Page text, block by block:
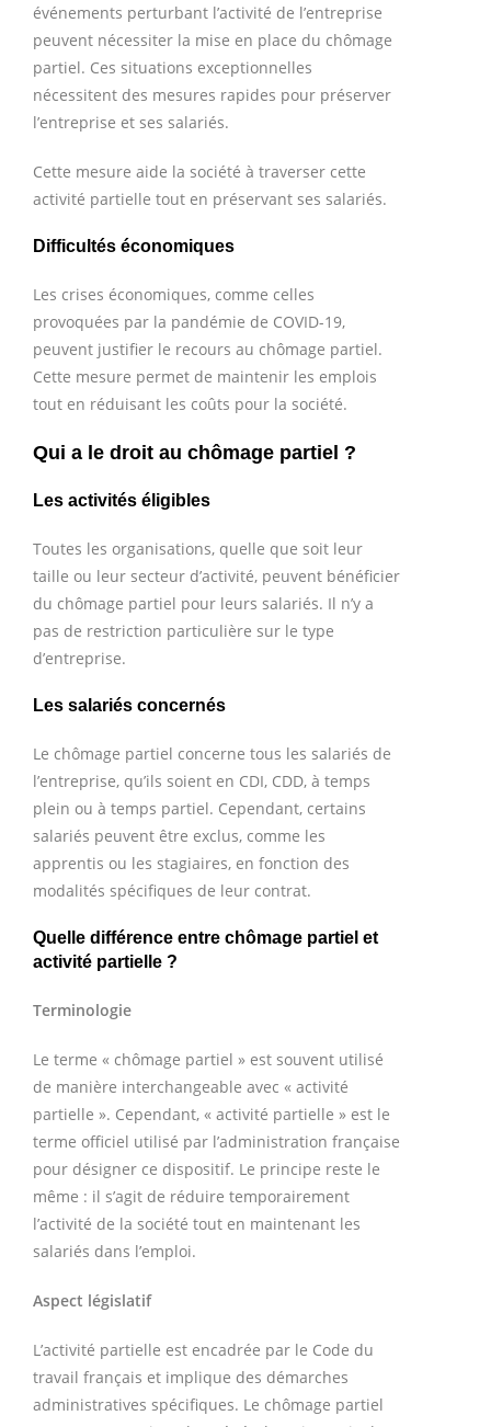
événements perturbant l’activité de l’entreprise
peuvent nécessiter la mise en place du chômage
partiel. Ces situations exceptionnelles
nécessitent des mesures rapides pour préserver
l’entreprise et ses salariés.
Cette mesure aide la société à traverser cette
activité partielle tout en préservant ses salariés.
Difficultés économiques
Les crises économiques, comme celles
provoquées par la pandémie de COVID-19,
peuvent justifier le recours au chômage partiel.
Cette mesure permet de maintenir les emplois
tout en réduisant les coûts pour la société.
Qui a le droit au chômage partiel ?
Les activités éligibles
Toutes les organisations, quelle que soit leur
taille ou leur secteur d’activité, peuvent bénéficier
du chômage partiel pour leurs salariés. Il n’y a
pas de restriction particulière sur le type
d’entreprise.
Les salariés concernés
Le chômage partiel concerne tous les salariés de
l’entreprise, qu’ils soient en CDI, CDD, à temps
plein ou à temps partiel. Cependant, certains
salariés peuvent être exclus, comme les
apprentis ou les stagiaires, en fonction des
modalités spécifiques de leur contrat.
Quelle différence entre chômage partiel et
activité partielle ?
Terminologie
Le terme « chômage partiel » est souvent utilisé
de manière interchangeable avec « activité
partielle ». Cependant, « activité partielle » est le
terme officiel utilisé par l’administration française
pour désigner ce dispositif. Le principe reste le
même : il s’agit de réduire temporairement
l’activité de la société tout en maintenant les
salariés dans l’emploi.
Aspect législatif
L’activité partielle est encadrée par le Code du
travail français et implique des démarches
administratives spécifiques. Le chômage partiel